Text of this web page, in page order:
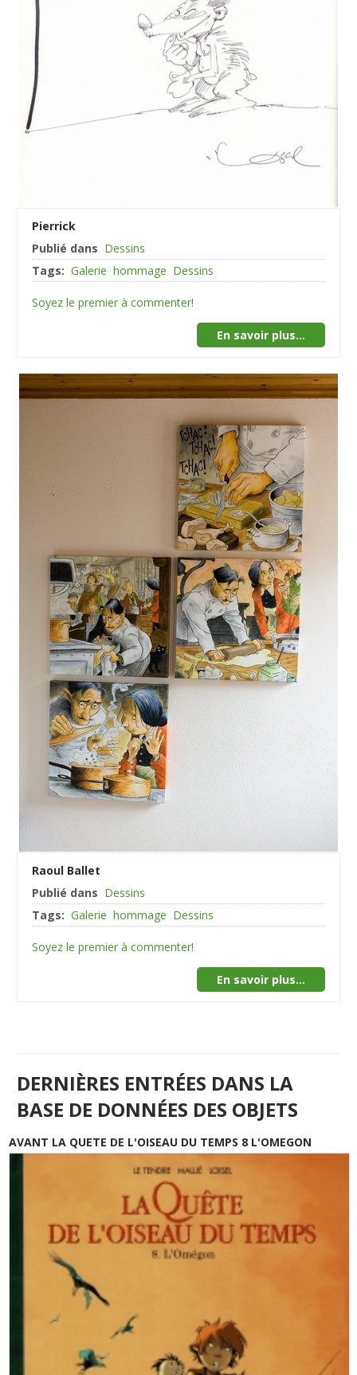
Pierrick
Publié dans Dessins
Tags: Galerie hommage Dessins
Soyez le premier à commenter!
En savoir plus...
Raoul Ballet
Publié dans Dessins
Tags: Galerie hommage Dessins
Soyez le premier à commenter!
En savoir plus...
DERNIÈRES ENTRÉES DANS LA
BASE DE DONNÉES DES OBJETS
AVANT LA QUETE DE L'OISEAU DU TEMPS 8 L'OMEGON